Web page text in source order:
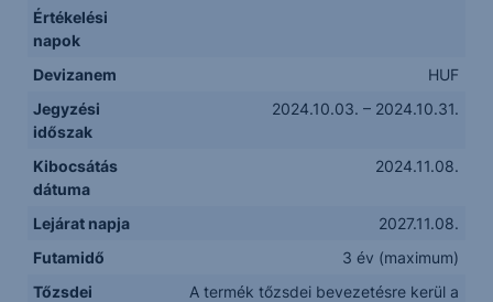
Értékelési
napok
Devizanem
HUF
Jegyzési
időszak
2024.10.03. – 2024.10.31.
Kibocsátás
dátuma
2024.11.08.
Lejárat napja
2027.11.08.
Futamidő
3 év (maximum)
Tőzsdei
A termék tőzsdei bevezetésre kerül a